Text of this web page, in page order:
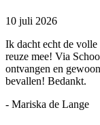
10 juli 2026
Ik dacht echt de volle
reuze mee! Via
ontvangen en
bevallen! Bedankt.
- Mariska de Lange